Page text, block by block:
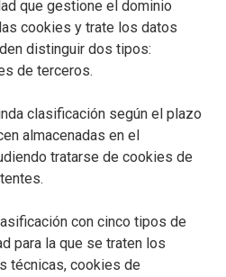
que gestione el dominio
cookies y trate los datos
distinguir dos tipos:
de terceros.
clasificación según el plazo
almacenadas en el
tratarse de cookies de
con cinco tipos de
para la que se traten los
técnicas, cookies de